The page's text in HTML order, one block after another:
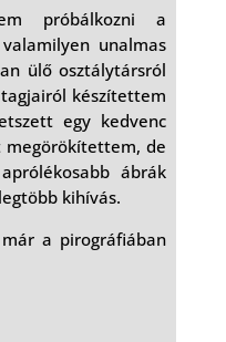
próbálkozni a
unalmas
ülő osztálytársról
készítettem
egy kedvenc
megörökítettem, de
ábrák
kihívás.
a pirográfiában